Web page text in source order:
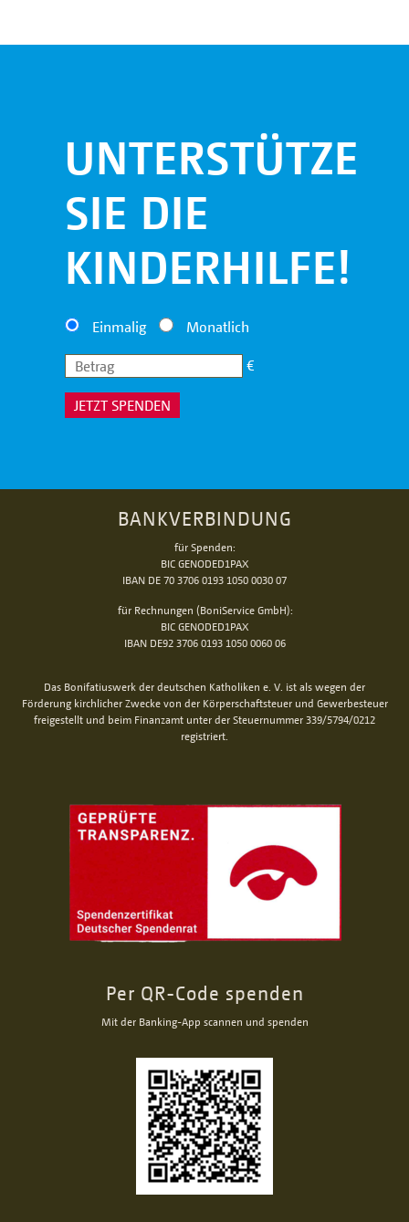
UNTERSTÜTZEN
SIE DIE
KINDERHILFE!
Einmalig Monatlich
€
JETZT SPENDEN
BANKVERBINDUNG
für Spenden:
BIC GENODED1PAX
IBAN DE 70 3706 0193 1050 0030 07
für Rechnungen (BoniService GmbH):
BIC GENODED1PAX
IBAN DE92 3706 0193 1050 0060 06
Das Bonifatiuswerk der deutschen Katholiken e. V. ist als wegen der
Förderung kirchlicher Zwecke von der Körperschaftsteuer und Gewerbesteuer
freigestellt und beim Finanzamt unter der Steuernummer 339/5794/0212
registriert.
Per QR-Code spenden
Mit der Banking-App scannen und spenden